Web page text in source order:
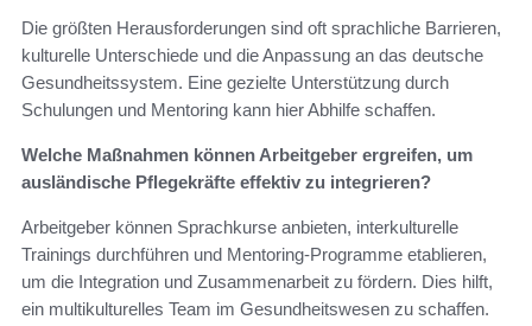
Die größten Herausforderungen sind oft sprachliche Barrieren,
kulturelle Unterschiede und die Anpassung an das deutsche
Gesundheitssystem. Eine gezielte Unterstützung durch
Schulungen und Mentoring kann hier Abhilfe schaffen.
Welche Maßnahmen können Arbeitgeber ergreifen, um
ausländische Pflegekräfte effektiv zu integrieren?
Arbeitgeber können Sprachkurse anbieten, interkulturelle
Trainings durchführen und Mentoring-Programme etablieren,
um die Integration und Zusammenarbeit zu fördern. Dies hilft,
ein multikulturelles Team im Gesundheitswesen zu schaffen.